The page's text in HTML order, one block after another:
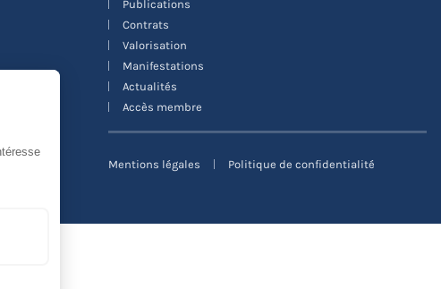
Publications
Contrats
Valorisation
Manifestations
Actualités
Accès membre
Mentions légales Politique de confidentialité